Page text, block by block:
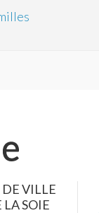
VILLE
LA SOIE